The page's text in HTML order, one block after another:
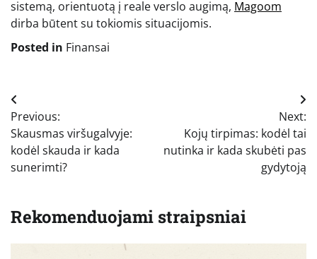
sistemą, orientuotą į reale verslo augimą, Magoom
dirba būtent su tokiomis situacijomis.
Posted in Finansai
Navigacija
tarp
įrašų
Previous:
Skausmas viršugalvyje:
kodėl skauda ir kada
sunerimti?
Next:
Kojų tirpimas: kodėl tai
nutinka ir kada skubėti pas
gydytoją
Rekomenduojami straipsniai